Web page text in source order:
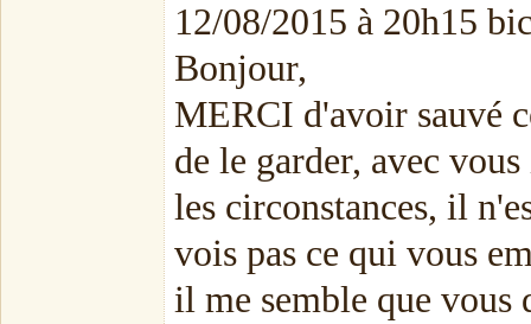
12/08/2015 à 20h15
Bonjour,
MERCI d'avoir sauvé
de le garder, avec
les circonstances, il
vois pas ce qui vous
il me semble que vous